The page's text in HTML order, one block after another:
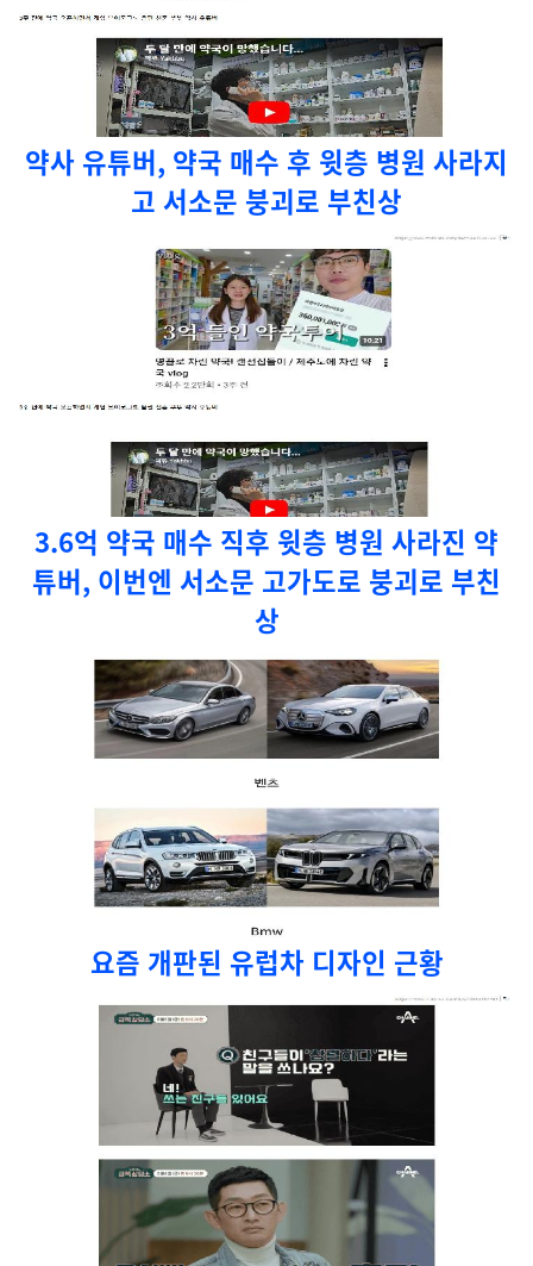
약사 유튜버, 약국 매수 후 윗층 병원 사라지
고 서소문 붕괴로 부친상
3.6억 약국 매수 직후 윗층 병원 사라진 약
튜버, 이번엔 서소문 고가도로 붕괴로 부친
상
요즘 개판된 유럽차 디자인 근황